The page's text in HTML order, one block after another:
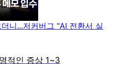
니...저커버그 "AI 전환서 실